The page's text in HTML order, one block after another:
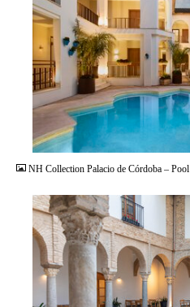
JPG
NH Collection Palacio de Córdoba – Pool